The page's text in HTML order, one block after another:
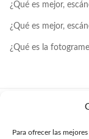
Para ofrecer las
¿Qué es mejor,
¿Qué es mejor,
¿Qué es la